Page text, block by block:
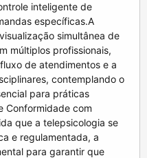
inteligente de
específicas.A
simultânea de
múltiplos profissionais,
de atendimentos e a
contemplando o
para práticas
Conformidade com
que a telepsicologia se
e regulamentada, a
para garantir que